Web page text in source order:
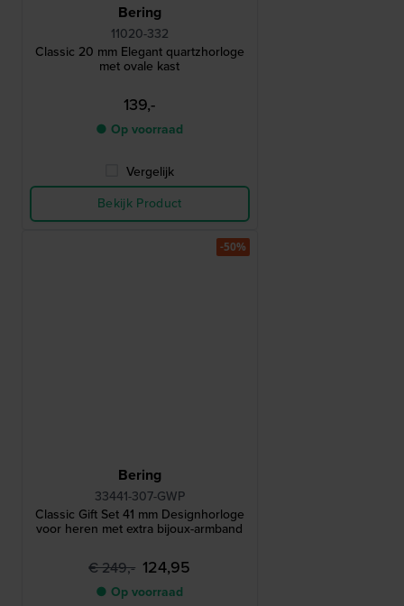
Bering
11020-332
Classic 20 mm Elegant quartzhorloge
met ovale kast
139,-
● Op voorraad
Vergelijk
Bekijk Product
Bering
33441-307-GWP
Classic Gift Set 41 mm Designhorloge
voor heren met extra bijoux-armband
€ 249,- 124,95
● Op voorraad
-50%